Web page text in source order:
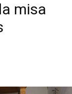
misa